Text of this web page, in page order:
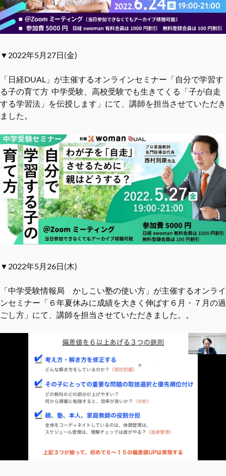
▼2022年5月27日(金)
「日経DUAL」が主催するオンラインセミナー「自分で学習す
る子の育て方 中学受験、高校受験でも生きてくる「子が自走
する学習法」を伝授します」にて、講師を担当させていただき
ました。
▼2022年5月26日(木)
「中学受験情報局 かしこい塾の使い方」が主催するオンライ
ンセミナー「６年夏休みに成績を大きく伸ばす６月・７月の過
ごし方」にて、講師を担当させていただきました。。